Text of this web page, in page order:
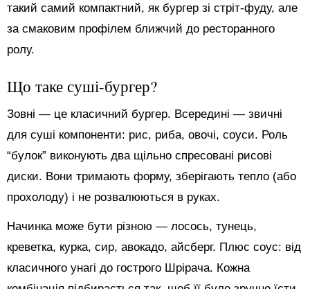
такий самий компактний, як бургер зі стріт-фуду, але
за смаковим профілем ближчий до ресторанного
ролу.
Що таке суші-бургер?
Зовні — це класичний бургер. Всередині — звичні
для суші компоненти: рис, риба, овочі, соуси. Роль
“булок” виконують два щільно спресовані рисові
диски. Вони тримають форму, зберігають тепло (або
прохолоду) і не розвалюються в руках.
Начинка може бути різною — лосось, тунець,
креветка, курка, сир, авокадо, айсберг. Плюс соус: від
класичного унагі до гострого Шрірача. Кожна